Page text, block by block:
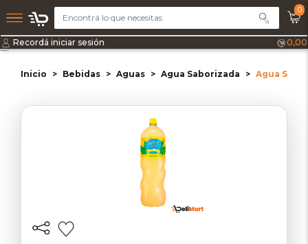
0
Recordá iniciar sesión 0,00
Inicio Bebidas Aguas Agua Saborizada Agua